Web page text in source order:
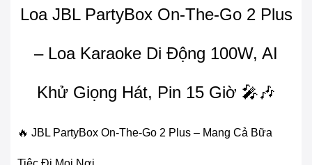
Loa JBL PartyBox On-The-Go 2 Plus
– Loa Karaoke Di Động 100W, AI
Khử Giọng Hát, Pin 15 Giờ 🎤🎶
🔥 JBL PartyBox On-The-Go 2 Plus – Mang Cả Bữa